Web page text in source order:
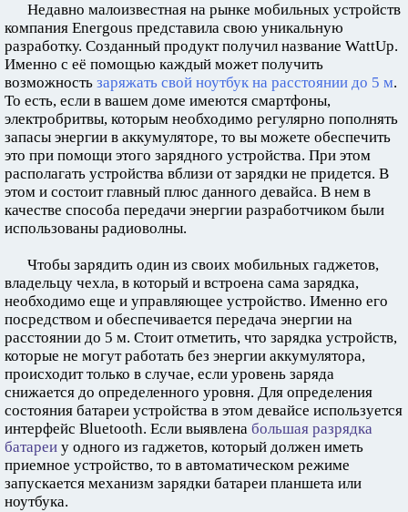
Недавно малоизвестная на рынке мобильных устройств
компания Energous представила свою уникальную
разработку. Созданный продукт получил название WattUp.
Именно с её помощью каждый может получить
возможность заряжать свой ноутбук на расстоянии до 5 м.
То есть, если в вашем доме имеются смартфоны,
электробритвы, которым необходимо регулярно пополнять
запасы энергии в аккумуляторе, то вы можете обеспечить
это при помощи этого зарядного устройства. При этом
располагать устройства вблизи от зарядки не придется. В
этом и состоит главный плюс данного девайса. В нем в
качестве способа передачи энергии разработчиком были
использованы радиоволны.
Чтобы зарядить один из своих мобильных гаджетов,
владельцу чехла, в который и встроена сама зарядка,
необходимо еще и управляющее устройство. Именно его
посредством и обеспечивается передача энергии на
расстоянии до 5 м. Стоит отметить, что зарядка устройств,
которые не могут работать без энергии аккумулятора,
происходит только в случае, если уровень заряда
снижается до определенного уровня. Для определения
состояния батареи устройства в этом девайсе используется
интерфейс Bluetooth. Если выявлена большая разрядка
батареи у одного из гаджетов, который должен иметь
приемное устройство, то в автоматическом режиме
запускается механизм зарядки батареи планшета или
ноутбука.